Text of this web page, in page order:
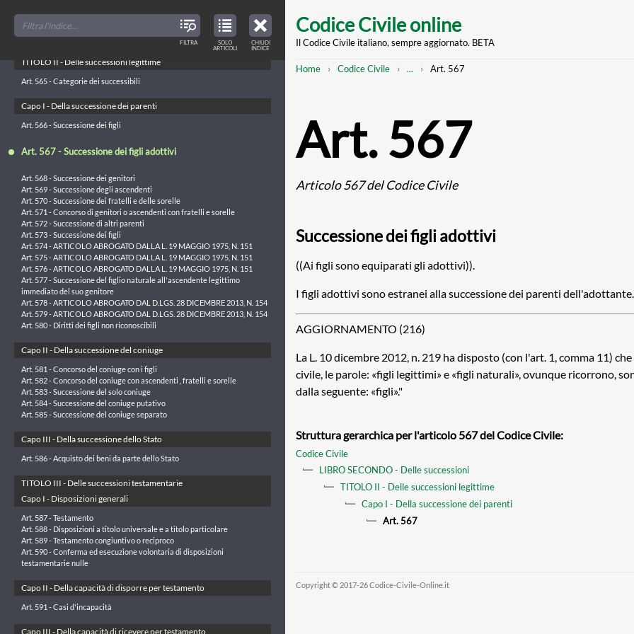
TABLE
OF
CONTENTS
CHIUDI
INDICE
main
Codice Civile online
Il Codice Civile italiano, sempre aggiornato. BETA
Breadcrumb
Home Codice Civile
Mostra
... Art. 567
Art. 567
Articolo 567 del Codice Civile
Successione dei figli adottivi
((Ai figli sono equiparati gli adottivi)).
I figli adottivi sono estranei alla successione dei parenti dell'adottante.
AGGIORNAMENTO (216)
La L. 10 dicembre 2012, n. 219 ha disposto (con l'art. 1, comma 11)
civile, le parole: «figli legittimi» e «figli naturali», ovunque ricorrono,
dalla seguente: «figli»."
Struttura gerarchica per l'articolo 567 del Codice Civile:
Codice Civile
LIBRO SECONDO - Delle successioni
TITOLO II - Delle successioni legittime
Capo I - Della successione dei parenti
Art. 567
Copyright © 2017-26 Codice-Civile-Online.it
TOC
TITLES
FILTRA
VIEW
ONLY
ARTICLES
IN
CONTENTS
SOLO
ARTICOLI
Art. 562 - Insolvenza del donatario soggetto a riduzione
Art. 563 - Azione contro gli aventi causa dai donatari soggetti a riduzione
Art. 564 - Condizioni per l'esercizio dell'azione di riduzione
TITOLO II - Delle successioni legittime
Art. 565 - Categorie dei successibili
Capo I - Della successione dei parenti
Art. 566 - Successione dei figli
Art. 567 - Successione dei figli adottivi
Art. 568 - Successione dei genitori
Art. 569 - Successione degli ascendenti
Art. 570 - Successione dei fratelli e delle sorelle
Art. 571 - Concorso di genitori o ascendenti con fratelli e sorelle
Art. 572 - Successione di altri parenti
Art. 573 - Successione dei figli
Art. 574 - ARTICOLO ABROGATO DALLA L. 19 MAGGIO 1975, N. 151
Art. 575 - ARTICOLO ABROGATO DALLA L. 19 MAGGIO 1975, N. 151
Art. 576 - ARTICOLO ABROGATO DALLA L. 19 MAGGIO 1975, N. 151
Art. 577 - Successione del figlio naturale all'ascendente legittimo
immediato del suo genitore
Art. 578 - ARTICOLO ABROGATO DAL D.LGS. 28 DICEMBRE 2013, N. 154
Art. 579 - ARTICOLO ABROGATO DAL D.LGS. 28 DICEMBRE 2013, N. 154
Art. 580 - Diritti dei figli non riconoscibili
Capo II - Della successione del coniuge
Art. 581 - Concorso del coniuge con i figli
Art. 582 - Concorso del coniuge con ascendenti , fratelli e sorelle
Art. 583 - Successione del solo coniuge
Art. 584 - Successione del coniuge putativo
Art. 585 - Successione del coniuge separato
Capo III - Della successione dello Stato
Art. 586 - Acquisto dei beni da parte dello Stato
TITOLO III - Delle successioni testamentarie
Capo I - Disposizioni generali
Art. 587 - Testamento
Art. 588 - Disposizioni a titolo universale e a titolo particolare
Art. 589 - Testamento congiuntivo o reciproco
Art. 590 - Conferma ed esecuzione volontaria di disposizioni
testamentarie nulle
Capo II - Della capacità di disporre per testamento
Art. 591 - Casi d'incapacità
Capo III - Della capacità di ricevere per testamento